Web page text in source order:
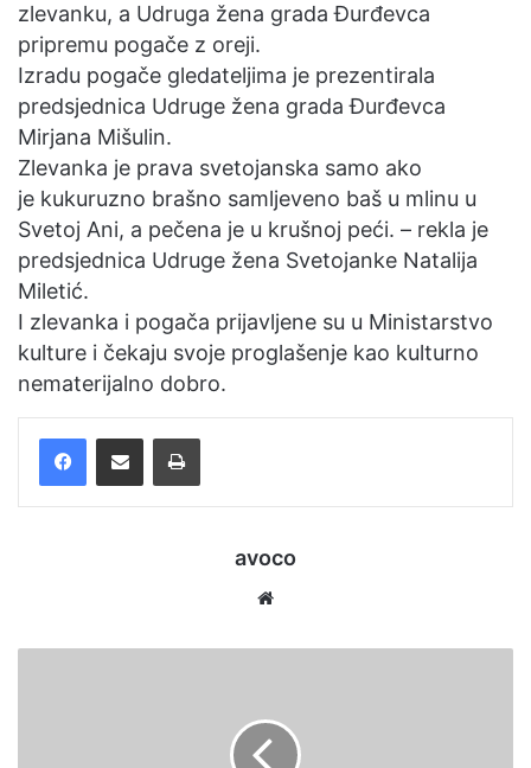
l
zlevanku, a Udruga žena grada Đurđevca
pripremu pogače z oreji.
Izradu pogače gledateljima je prezentirala
predsjednica Udruge žena grada Đurđevca
Mirjana Mišulin.
Zlevanka je prava svetojanska samo ako
je kukuruzno brašno samljeveno baš u mlinu u
Svetoj Ani, a pečena je u krušnoj peći. – rekla je
predsjednica Udruge žena Svetojanke Natalija
Miletić.
I zlevanka i pogača prijavljene su u Ministarstvo
kulture i čekaju svoje proglašenje kao kulturno
nematerijalno dobro.
avoco
te